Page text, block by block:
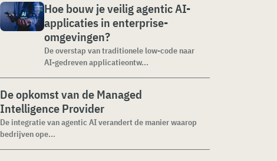
Hoe bouw je veilig agentic AI-
applicaties in enterprise-
omgevingen?
De overstap van traditionele low-code naar
AI-gedreven applicatieontw...
De opkomst van de Managed
Intelligence Provider
De integratie van agentic AI verandert de manier waarop
bedrijven ope...